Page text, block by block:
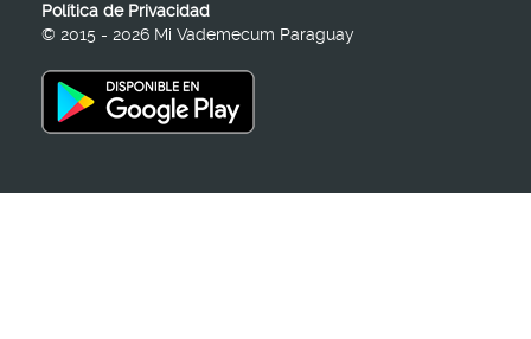
Política de Privacidad
© 2015 - 2026 Mi Vademecum Paraguay